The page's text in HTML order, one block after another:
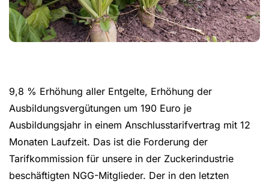
9,8 % Erhöhung aller Entgelte, Erhöhung der
Ausbildungsvergütungen um 190 Euro je
Ausbildungsjahr in einem Anschlusstarifvertrag mit 12
Monaten Laufzeit. Das ist die Forderung der
Tarifkommission für unsere in der Zuckerindustrie
beschäftigten NGG-Mitglieder. Der in den letzten